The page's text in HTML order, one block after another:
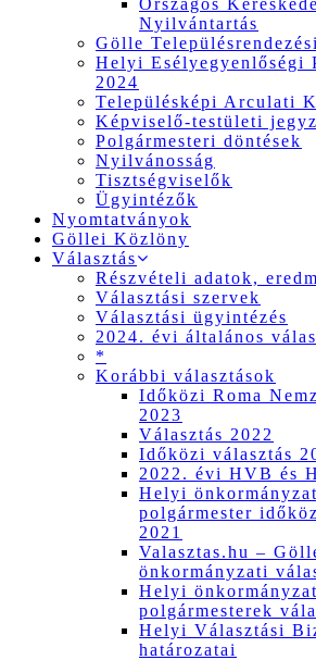
Országos
Nyilvántartás
Gölle
Helyi Esélyegyenlőségi
2024
Településképi Arculati
Képviselő-testületi
Polgármesteri döntések
Nyilvánosság
Tisztségviselők
Ügyintézők
Nyomtatványok
Göllei Közlöny
Választás
Részvételi adatok,
Választási szervek
Választási ügyintézés
2024. évi általános
*
Korábbi választások
Időközi Roma
2023
Választás 2022
Időközi választás
2022. évi HVB és
Helyi
polgármester
2021
Valasztas.hu –
önkormányzati
Helyi
polgármesterek
Helyi Választási
határozatai